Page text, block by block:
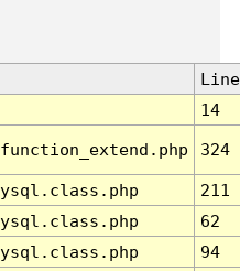
Line
14
324
211
62
94